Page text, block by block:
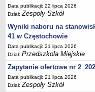
Data publikacji: 22 lipca 2026
Dział:Zespoły Szkół
Wyniki naboru na
41 w Częstochowie
Data publikacji: 21 lipca 2026
Dział:Przedszkola Miejskie
Zapytanie ofertowe nr
Data publikacji: 21 lipca 2026
Dział:Zespoły Szkół